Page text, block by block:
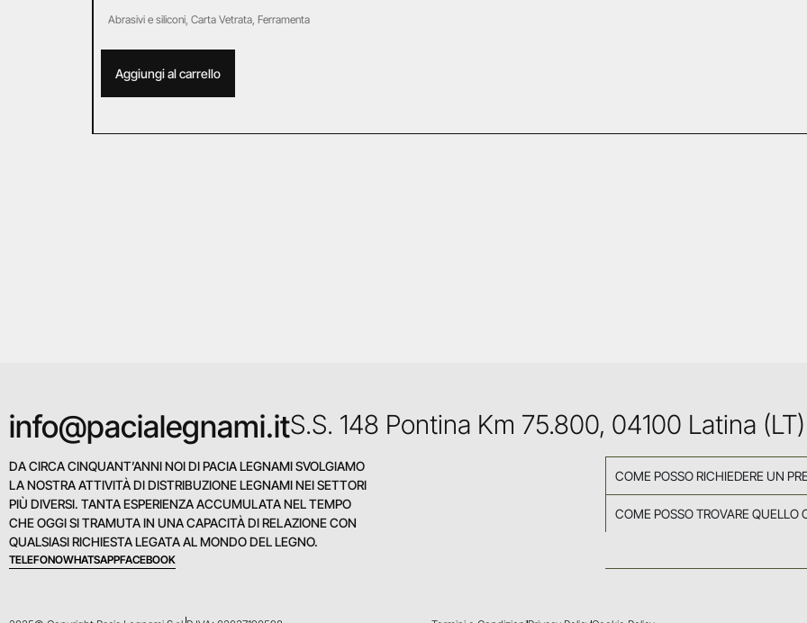
Abrasivi e siliconi, Carta Vetrata, Ferramenta
Aggiungi al carrello
info@pacialegnami.itS.S. 148 Pontina Km 75.800, 04100 Latina (LT)
DA CIRCA CINQUANT’ANNI NOI DI PACIA LEGNAMI SVOLGIAMO
LA NOSTRA ATTIVITÀ DI DISTRIBUZIONE LEGNAMI NEI SETTORI
PIÙ DIVERSI. TANTA ESPERIENZA ACCUMULATA NEL TEMPO
CHE OGGI SI TRAMUTA IN UNA CAPACITÀ DI RELAZIONE CON
QUALSIASI RICHIESTA LEGATA AL MONDO DEL LEGNO.
TELEFONOWHATSAPPFACEBOOK
COME POSSO RICHIEDERE UN
COME POSSO TROVARE QUELLO